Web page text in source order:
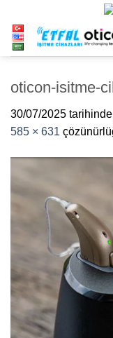
atla
oticon-isitme-
30/07/2025
585 × 631